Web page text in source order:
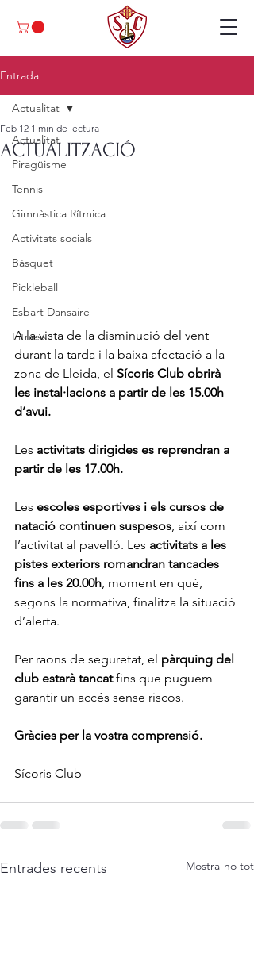
Entrada
Actualitat
Piragüisme
Tennis
Gimnàstica Rítmica
Activitats socials
Bàsquet
Pickleball
Esbart Dansaire
Fitness
Actualitat
ACTUALITZACIÓ
Feb 12 1 min de lectura
A la vista de la disminució del vent
durant la tarda i la baixa afectació a la
zona de Lleida, el Sícoris Club obrirà
les instal·lacions a partir de les 15.00h
d’avui.
Les activitats dirigides es reprendran a
partir de les 17.00h.
Les escoles esportives i els cursos de
natació continuen suspesos , així com
l’activitat al pavelló. Les activitats a les
pistes exteriors romandran tancades
fins a les 20.00h , moment en què,
segons la normativa, finalitza la situació
d’alerta.
Per raons de seguretat, el pàrquing del
club estarà tancat fins que puguem
garantir un accés sense riscos.
Gràcies per la vostra comprensió.
Sícoris Club
Entrades recents Mostra-ho tot